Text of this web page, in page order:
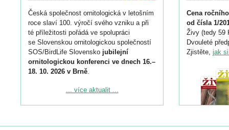
Česká společnost ornitologická v letošním
roce slaví 100. výročí svého vzniku a při
té příležitosti pořádá ve spolupráci
se Slovenskou ornitologickou společností
SOS/BirdLife Slovensko jubilejní
ornitologickou konferenci ve dnech 16.–
18. 10. 2026 v Brně.
Podrobnější informace ke konferenci
Registrovat se můžete do 6. září.
... více aktualit ...
Cena
od čísla 1/
Živy (tedy 59
Dvouleté
Zjistěte, jak